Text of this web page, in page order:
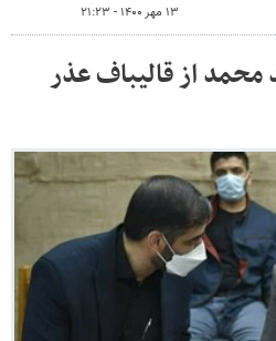
۱۳ مهر ۱۴۰۰ - ۲۱:۲۳
از قالیباف عذر